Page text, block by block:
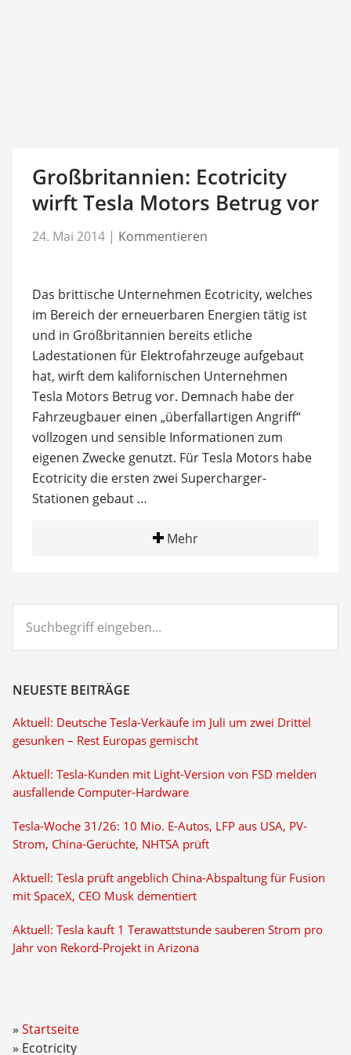
Großbritannien: Ecotricity
wirft Tesla Motors Betrug vor
24. Mai 2014 | Kommentieren
Das brittische Unternehmen Ecotricity, welches
im Bereich der erneuerbaren Energien tätig ist
und in Großbritannien bereits etliche
Ladestationen für Elektrofahrzeuge aufgebaut
hat, wirft dem kalifornischen Unternehmen
Tesla Motors Betrug vor. Demnach habe der
Fahrzeugbauer einen „überfallartigen Angriff“
vollzogen und sensible Informationen zum
eigenen Zwecke genutzt. Für Tesla Motors habe
Ecotricity die ersten zwei Supercharger-
Stationen gebaut …
Mehr
eingeben...
NEUESTE BEITRÄGE
Aktuell: Deutsche Tesla-Verkäufe im Juli um zwei Drittel
gesunken – Rest Europas gemischt
Aktuell: Tesla-Kunden mit Light-Version von FSD melden
ausfallende Computer-Hardware
Tesla-Woche 31/26: 10 Mio. E-Autos, LFP aus USA, PV-
Strom, China-Gerüchte, NHTSA prüft
Aktuell: Tesla prüft angeblich China-Abspaltung für Fusion
mit SpaceX, CEO Musk dementiert
Aktuell: Tesla kauft 1 Terawattstunde sauberen Strom pro
Jahr von Rekord-Projekt in Arizona
Startseite
Ecotricity